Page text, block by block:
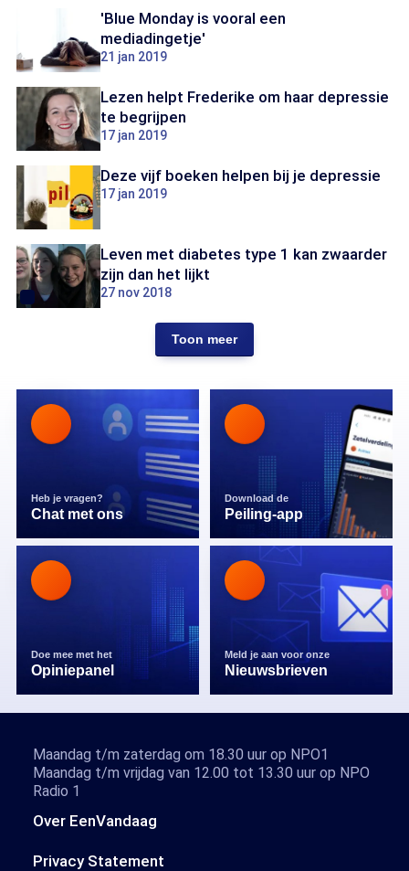
'Blue Monday is vooral een
mediadingetje'
21 jan 2019
Lezen helpt Frederike om haar depressie
te begrijpen
17 jan 2019
Deze vijf boeken helpen bij je depressie
17 jan 2019
Leven met diabetes type 1 kan zwaarder
zijn dan het lijkt
27 nov 2018
Toon meer
Heb je vragen?
Chat met ons
Download de
Peiling-app
Doe mee met het
Opiniepanel
Meld je aan voor onze
Nieuwsbrieven
Over EenVandaag
Privacy Statement
Maandag t/m zaterdag om 18.30 uur op NPO1
Maandag t/m vrijdag van 12.00 tot 13.30 uur op NPO
Radio 1